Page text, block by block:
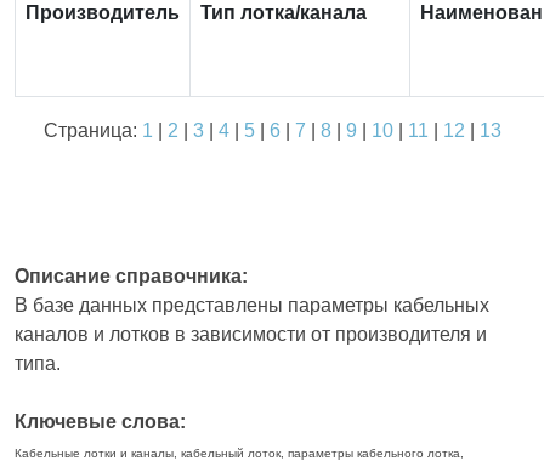
Производитель Тип лотка/канала
Страница: 1 2 3| 4| 5| 6 7 8| 9 10| 11 12 13
Описание справочника:
В базе данных представлены параметры кабельных
каналов и лотков в зависимости от производителя и
типа.
Ключевые слова:
Кабельные лотки и каналы, кабельный лоток, параметры кабельного лотка,